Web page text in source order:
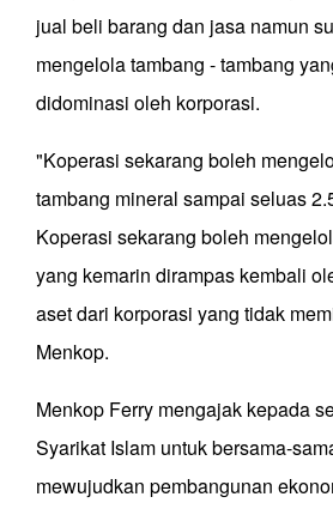
jual beli barang dan jasa namun
mengelola tambang - tambang
didominasi oleh korporasi.
"Koperasi sekarang boleh
tambang mineral sampai seluas
Koperasi sekarang boleh
yang kemarin dirampas kembali
aset dari korporasi yang tidak
Menkop.
Menkop Ferry mengajak kepada
Syarikat Islam untuk bersama-
mewujudkan pembangunan